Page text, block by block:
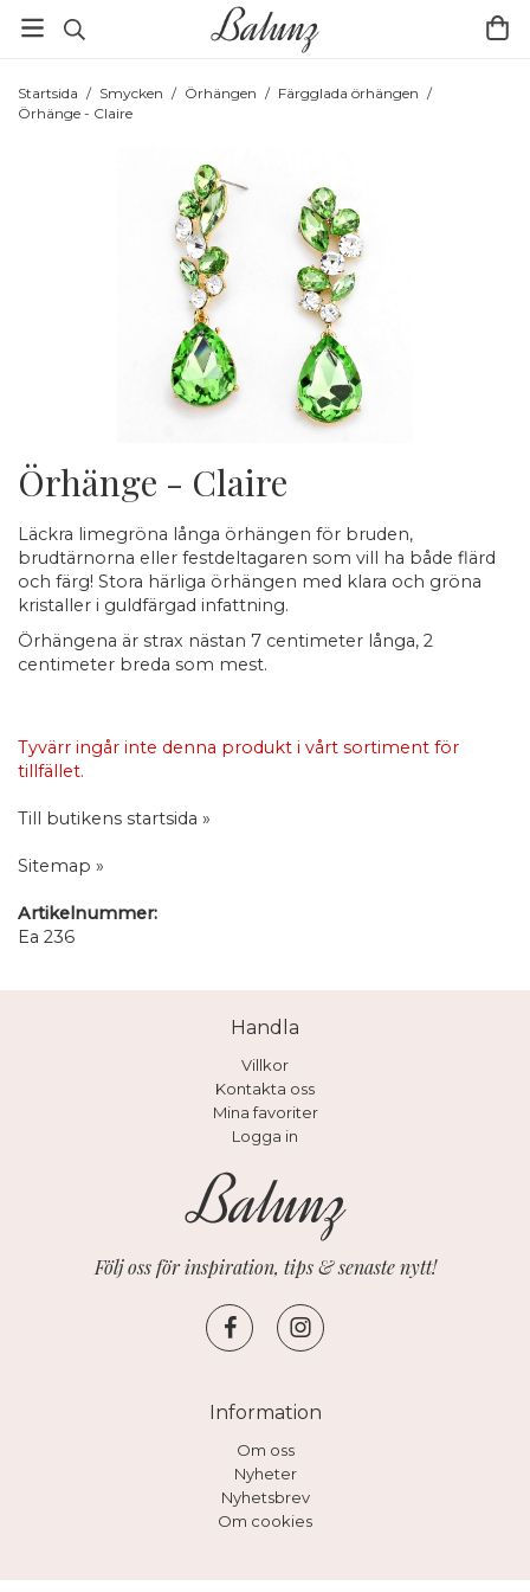
Startsida / Smycken / Örhängen / Färgglada örhängen /
Örhänge - Claire
Örhänge - Claire
Läckra limegröna långa örhängen för bruden,
brudtärnorna eller festdeltagaren som vill ha både flärd
och färg! Stora härliga örhängen med klara och gröna
kristaller i guldfärgad infattning.
Örhängena är strax nästan 7 centimeter långa, 2
centimeter breda som mest.
Tyvärr ingår inte denna produkt i vårt sortiment för
tillfället.
Till butikens startsida »
Sitemap »
Artikelnummer:
Ea 236
Handla
Villkor
Kontakta oss
Mina favoriter
Logga in
Följ oss för inspiration, tips & senaste nytt!
Information
Om oss
Nyheter
Nyhetsbrev
Om cookies